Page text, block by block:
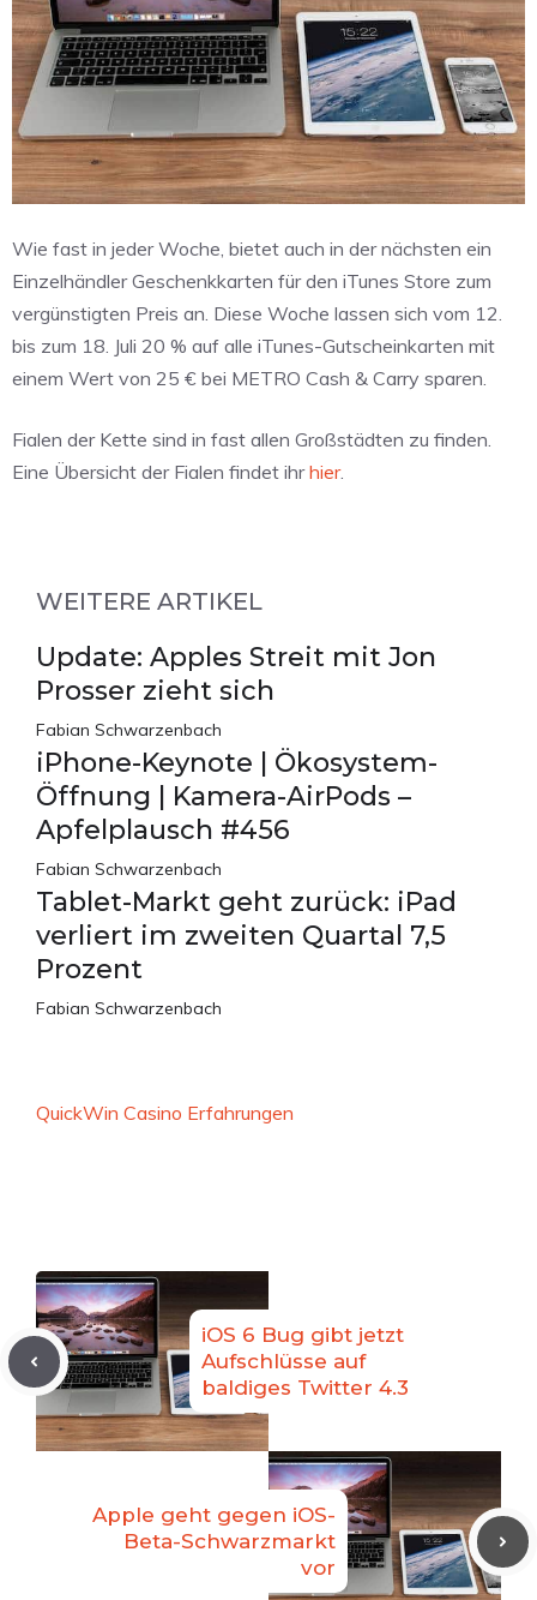
Wie fast in jeder Woche, bietet auch in der nächsten ein
Einzelhändler Geschenkkarten für den iTunes Store zum
vergünstigten Preis an. Diese Woche lassen sich vom 12.
bis zum 18. Juli 20 % auf alle iTunes-Gutscheinkarten mit
einem Wert von 25 € bei METRO Cash & Carry sparen.
Fialen der Kette sind in fast allen Großstädten zu finden.
Eine Übersicht der Fialen findet ihrhier.
WEITERE ARTIKEL
Update: Apples Streit mit Jon
Prosser zieht sich
Fabian Schwarzenbach
iPhone-Keynote | Ökosystem-
Öffnung | Kamera-AirPods –
Apfelplausch #456
Fabian Schwarzenbach
Tablet-Markt geht zurück: iPad
verliert im zweiten Quartal 7,5
Prozent
Fabian Schwarzenbach
QuickWin Casino Erfahrungen
iOS 6 Bug gibt jetzt
Aufschlüsse auf
baldiges Twitter 4.3
Apple geht gegen iOS-
Beta-Schwarzmarkt
vor